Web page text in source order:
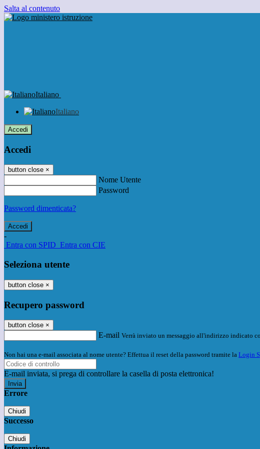
Salta al contenuto
Italiano
Italiano
Accedi
Accedi
button close ×
Nome Utente
Password
Password dimenticata?
-
Entra con SPID Entra con CIE
Seleziona utente
button close ×
Recupero password
button close ×
E-mail Verrà inviato un messaggio all'indirizzo indicato
Non hai una e-mail associata al nome utente? Effettua il reset della password tramite la Login
E-mail inviata, si prega di controllare la casella di posta elettronica!
Errore
Chiudi
Successo
Chiudi